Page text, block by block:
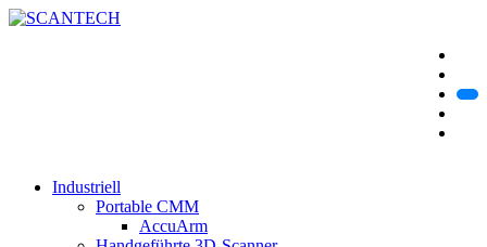
Industriell
Portable CMM
AccuArm